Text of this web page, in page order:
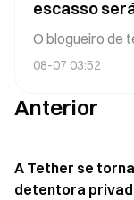
escasso
O blogueiro de
de agosto, o
produção de
era caro, só se
custo é quase
08-07 03:52
Anterior
A Tether se
detentora